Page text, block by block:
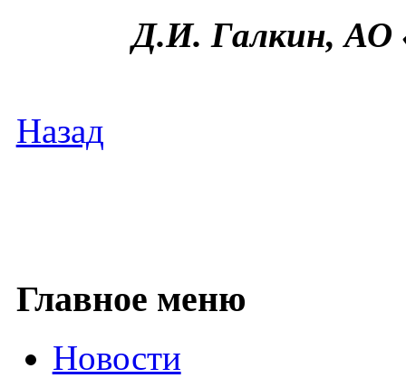
Д.И. Галкин,
Назад
Главное меню
Новости